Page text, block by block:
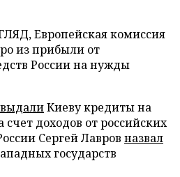
Европейская комиссия
из прибыли от
России на нужды
выдалиКиеву кредиты на
счет доходов от российских
Сергей Лавров назвал
государств